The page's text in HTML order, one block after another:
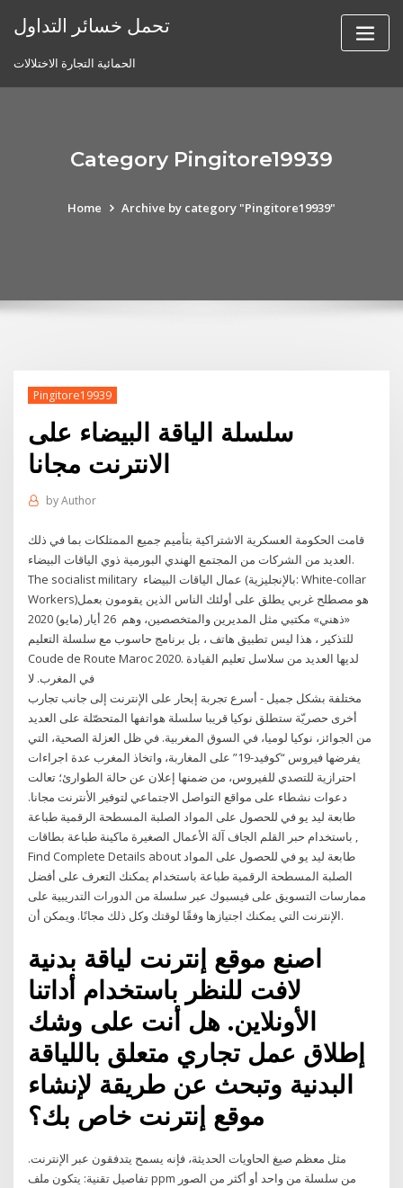
تحمل خسائر التداول
الحمائية التجارة الاختلالات
Category Pingitore19939
Home Archive by category "Pingitore19939"
Pingitore19939
سلسلة الياقة البيضاء على
الانترنت مجانا
byAuthor
قامت الحكومة العسكرية الاشتراكية بتأميم جميع الممتلكات بما في ذلك
العديد من الشركات من المجتمع الهندي البورمية ذوي الياقات البيضاء.
The socialist military عمال الياقات البيضاء (بالإنجليزية: White-collar
Workers)‏ هو مصطلح غربي يطلق على أولئك الناس الذين يقومون بعمل
«ذهني» مكتبي مثل المديرين والمتخصصين، وهم 26 أيار (مايو) 2020
للتذكير ، هذا ليس تطبيق هاتف ، بل برنامج حاسوب مع سلسلة التعليم
Coude de Route Maroc 2020. لديها العديد من سلاسل تعليم القيادة
مختلفة بشكل جميل - أسرع تجربة إبحار على الإنترنت إلى جانب تجارب
أخرى حصريّة ستطلق نوكيا قريبا سلسلة هواتفها المتحصّلة على العديد
من الجوائز، نوكيا لوميا، في السوق المغربية. في ظل العزلة الصحية، التي
يفرضها فيروس “كوفيد-19” على المغاربة، واتخاذ المغرب عدة اجراءات
احترازية للتصدي للفيروس، من ضمنها إعلان عن حالة الطوارئ؛ تعالت
دعوات نشطاء على مواقع التواصل الاجتماعي لتوفير الأنترنت مجانا.
طابعة ليد يو في للحصول على المواد الصلبة المسطحة الرقمية طباعة
باستخدام حبر القلم الجاف آلة الأعمال الصغيرة ماكينة طباعة بطاقات ,
Find Complete Details about طابعة ليد يو في للحصول على المواد
الصلبة المسطحة الرقمية طباعة باستخدام يمكنك التعرف على أفضل
ممارسات التسويق على فيسبوك عبر سلسلة من الدورات التدريبية على
الإنترنت التي يمكنك اجتيازها وفقًا لوقتك وكل ذلك مجانًا. ويمكن أن.
اصنع موقع إنترنت لياقة بدنية
لافت للنظر باستخدام أداتنا
الأونلاين. هل أنت على وشك
إطلاق عمل تجاري متعلق باللياقة
البدنية وتبحث عن طريقة لإنشاء
موقع إنترنت خاص بك؟
مثل معظم صيغ الحاويات الحديثة، فإنه يسمح يتدفقون عبر الإنترنت.
تفاصيل تقنية: يتكون ملف ppm من سلسلة من واحد أو أكثر من الصور